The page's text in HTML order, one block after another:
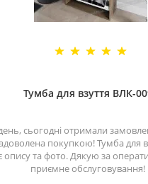
Тумба для взуття ВЛК-
сьогодні отримали
покупкою! Тумба для
опису та фото. Дякую за
приємне обслуговування!